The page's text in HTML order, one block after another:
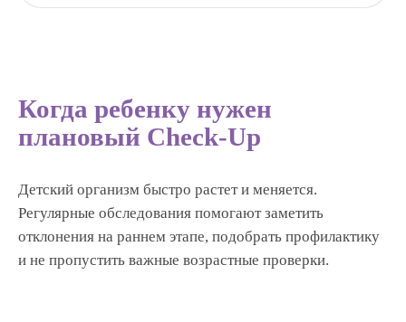
Когда ребенку нужен
плановый Check-Up
Детский организм быстро растет и меняется.
Регулярные обследования помогают заметить
отклонения на раннем этапе, подобрать профилактику
и не пропустить важные возрастные проверки.